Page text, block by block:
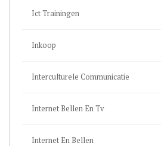
Ict Trainingen
Inkoop
Interculturele Communicatie
Internet Bellen En Tv
Internet En Bellen